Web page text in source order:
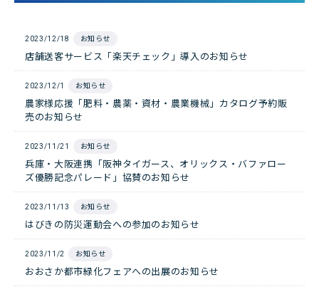
2023/12/18 お知らせ
店舗送客サービス「楽天チェック」導入のお知らせ
2023/12/1 お知らせ
農家様応援「肥料・農薬・資材・農業機械」カタログ予約販
売のお知らせ
2023/11/21 お知らせ
兵庫・大阪連携「阪神タイガース、オリックス・バファロー
ズ優勝記念パレード」協賛のお知らせ
2023/11/13 お知らせ
はびきの防災運動会への参加のお知らせ
2023/11/2 お知らせ
おおさか都市緑化フェアへの出展のお知らせ